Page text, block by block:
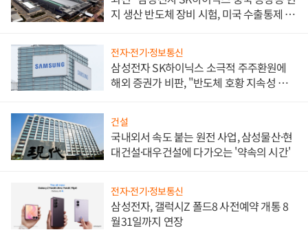
지 생산 반도체 장비 시험, 미국 수출통제 대
전자·전기·정보통신
삼성전자 SK하이닉스 소극적 주주환원에
해외 증권가 비판, "반도체 호황 지속성 의
건설
국내외서 속도 붙는 원전 사업, 삼성물산·현
대건설·대우건설에 다가오는 '약속의 시간'
전자·전기·정보통신
삼성전자, 갤럭시Z 폴드8 사전예약 개통 8
월31일까지 연장